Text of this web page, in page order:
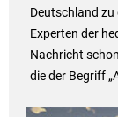
Deutschland
Experten der
Nachricht
die der Begriff